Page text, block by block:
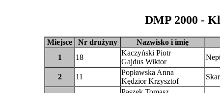
DMP 2000 -
Miejsce Nr drużyny
Nazwisko i imię
1
18
Kaczyński Piotr
Gajdus Wiktor
2 11
Popławska Anna
Kędzior Krzysztof